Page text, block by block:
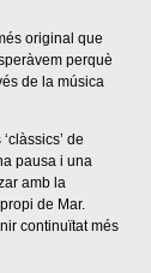
original que
perquè
de la música
de
pausa i una
amb la
de Mar.
continuïtat més